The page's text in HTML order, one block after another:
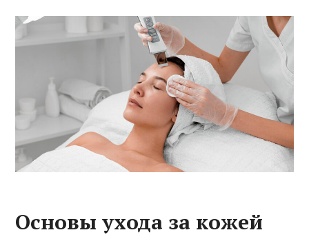
Основы ухода за кожей